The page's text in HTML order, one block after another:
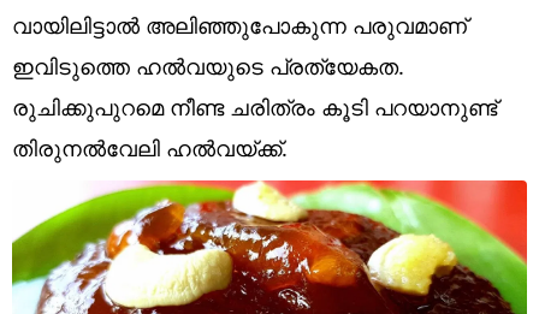
Technology
Religion
Web Story
Photo
Short Videos
വായിലിട്ടാൽ അലിഞ്ഞുപോകുന്ന പരുവമാണ്
ഇവിടുത്തെ ​ഹൽവയുടെ പ്രത്യേകത.
രുചിക്കുപുറമെ നീണ്ട ചരിത്രം കൂടി പറയാനുണ്ട്
തിരുനൽവേലി ഹൽവയ്ക്ക്.